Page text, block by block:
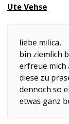
Ute Vehse
liebe milica,
bin ziemlich
erfreue mich
diese zu
dennoch so
etwas ganz